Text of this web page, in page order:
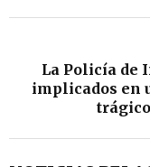
u
La Policía de
implicados en